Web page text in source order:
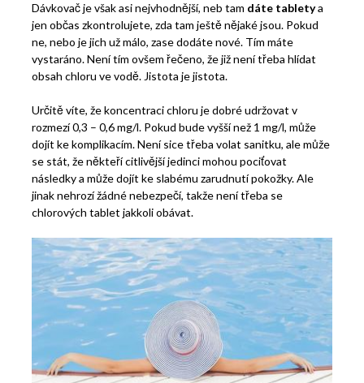
Dávkovač je však asi nejvhodnější, neb tam dáte tabletya
jen občas zkontrolujete, zda tam ještě nějaké jsou. Pokud
ne, nebo je jich už málo, zase dodáte nové. Tím máte
vystaráno. Není tím ovšem řečeno, že již není třeba hlídat
obsah chloru ve vodě. Jistota je jistota.
Určitě víte, že koncentraci chloru je dobré udržovat v
rozmezí 0,3 – 0,6 mg/l. Pokud bude vyšší než 1 mg/l, může
dojít ke komplikacím. Není sice třeba volat sanitku, ale může
se stát, že někteří citlivější jedinci mohou pociťovat
následky a může dojít ke slabému zarudnutí pokožky. Ale
jinak nehrozí žádné nebezpečí, takže není třeba se
chlorových tablet jakkoli obávat.